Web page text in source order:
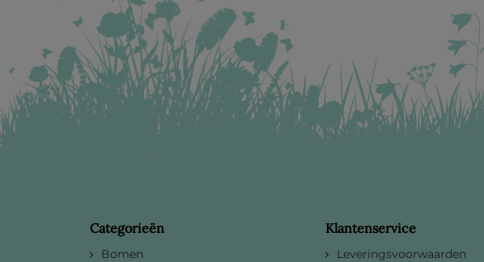
Categorieën
Bomen
Klantenservice
Leveringsvoorwaarden